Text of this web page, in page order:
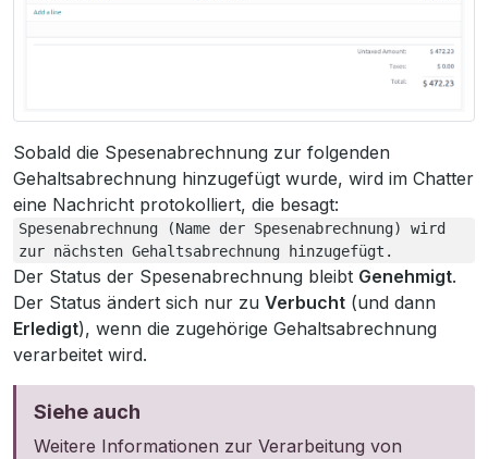
Sobald die Spesenabrechnung zur folgenden
Gehaltsabrechnung hinzugefügt wurde, wird im Chatter
eine Nachricht protokolliert, die besagt:
Spesenabrechnung (Name der Spesenabrechnung)
wird
zur nächsten Gehaltsabrechnung hinzugefügt.
Der Status der Spesenabrechnung bleibt Genehmigt.
Der Status ändert sich nur zu Verbucht (und dann
Erledigt), wenn die zugehörige Gehaltsabrechnung
verarbeitet wird.
Siehe auch
Weitere Informationen zur Verarbeitung von